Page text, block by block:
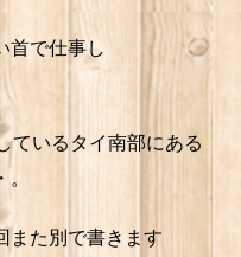
首で仕事し
ているタイ南部にある
また別で書きます